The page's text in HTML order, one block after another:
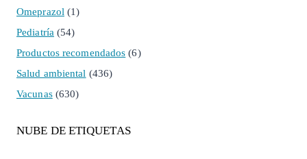
Omeprazol (1)
Pediatría (54)
Productos recomendados (6)
Salud ambiental (436)
Vacunas(630)
NUBE DE ETIQUETAS